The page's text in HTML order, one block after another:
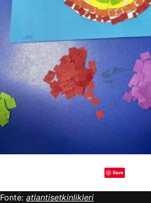
Save
Fonte: atlantisetkinlikleri